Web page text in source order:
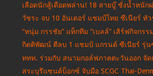
เลือดนักสู้เดือดพล่าน! 18 สายบู๊ ชั่งน้ำหนัก
วัชระ จบ 10 อันเดอร์ แชมป์ไทย ซีเนียร์ ทัว
“หนุ่ม กรรชัย” แท็กทีม “เบลล์” เสิร์ฟกิจกรร
กิตติพัฒน์ ตีลบ 1 แชมป์ แกรนด์ ซีเนียร์ รุ่น
ททท. ร่วมกับ สนามกอล์ฟภาคตะวันออก จั
สระบุรีแซนด์บ็อกซ์ จับมือ SCGC Thai-